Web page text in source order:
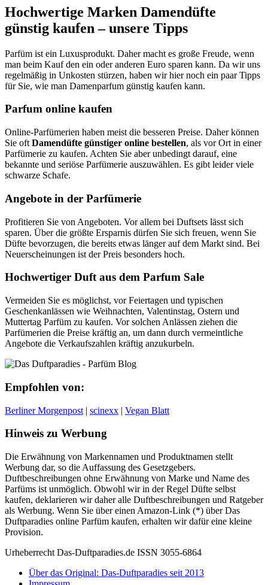
Hochwertige Marken Damendüfte
günstig kaufen – unsere Tipps
Parfüm ist ein Luxusprodukt. Daher macht es große Freude, wenn
man beim Kauf den ein oder anderen Euro sparen kann. Da wir uns
regelmäßig in Unkosten stürzen, haben wir hier noch ein paar Tipps
für Sie, wie man Damenparfum günstig kaufen kann.
Parfum online kaufen
Online-Parfümerien haben meist die besseren Preise. Daher können
Sie oft Damendüfte günstiger online bestellen, als vor Ort in einer
Parfümerie zu kaufen. Achten Sie aber unbedingt darauf, eine
bekannte und seriöse Parfümerie auszuwählen. Es gibt leider viele
schwarze Schafe.
Angebote in der Parfümerie
Profitieren Sie von Angeboten. Vor allem bei Duftsets lässt sich
sparen. Über die größte Ersparnis dürfen Sie sich freuen, wenn Sie
Düfte bevorzugen, die bereits etwas länger auf dem Markt sind. Bei
Neuerscheinungen ist der Preis besonders hoch.
Hochwertiger Duft aus dem Parfum Sale
Vermeiden Sie es möglichst, vor Feiertagen und typischen
Geschenkanlässen wie Weihnachten, Valentinstag, Ostern und
Muttertag Parfüm zu kaufen. Vor solchen Anlässen ziehen die
Parfümerien die Preise kräftig an, um dann durch vermeintliche
Angebote die Verkaufszahlen kräftig anzukurbeln.
Empfohlen von:
Berliner Morgenpost | scinexx | Vegan Blatt
Hinweis zu Werbung
Die Erwähnung von Markennamen und Produktnamen stellt
Werbung dar, so die Auffassung des Gesetzgebers.
Duftbeschreibungen ohne Erwähnung von Marke und Name des
Parfüms ist unmöglich. Obwohl wir in der Regel Düfte selbst
kaufen, deklarieren wir daher alle Duftbeschreibungen und Ratgeber
als Werbung. Wenn Sie über einen Amazon-Link (*) über Das
Duftparadies online Parfüm kaufen, erhalten wir dafür eine kleine
Provision.
Urheberrecht Das-Duftparadies.de ISSN 3055-6864
Über das Original: Das-Duftparadies seit 2013